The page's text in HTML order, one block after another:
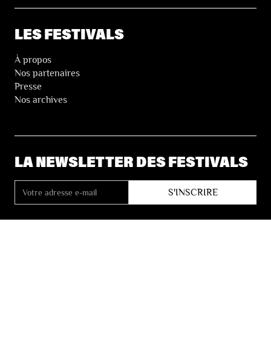
LES FESTIVALS
À propos
Nos partenaires
Presse
Nos archives
LA NEWSLETTER DES FESTIVALS